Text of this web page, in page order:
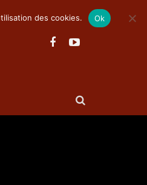
des cookies. Ok